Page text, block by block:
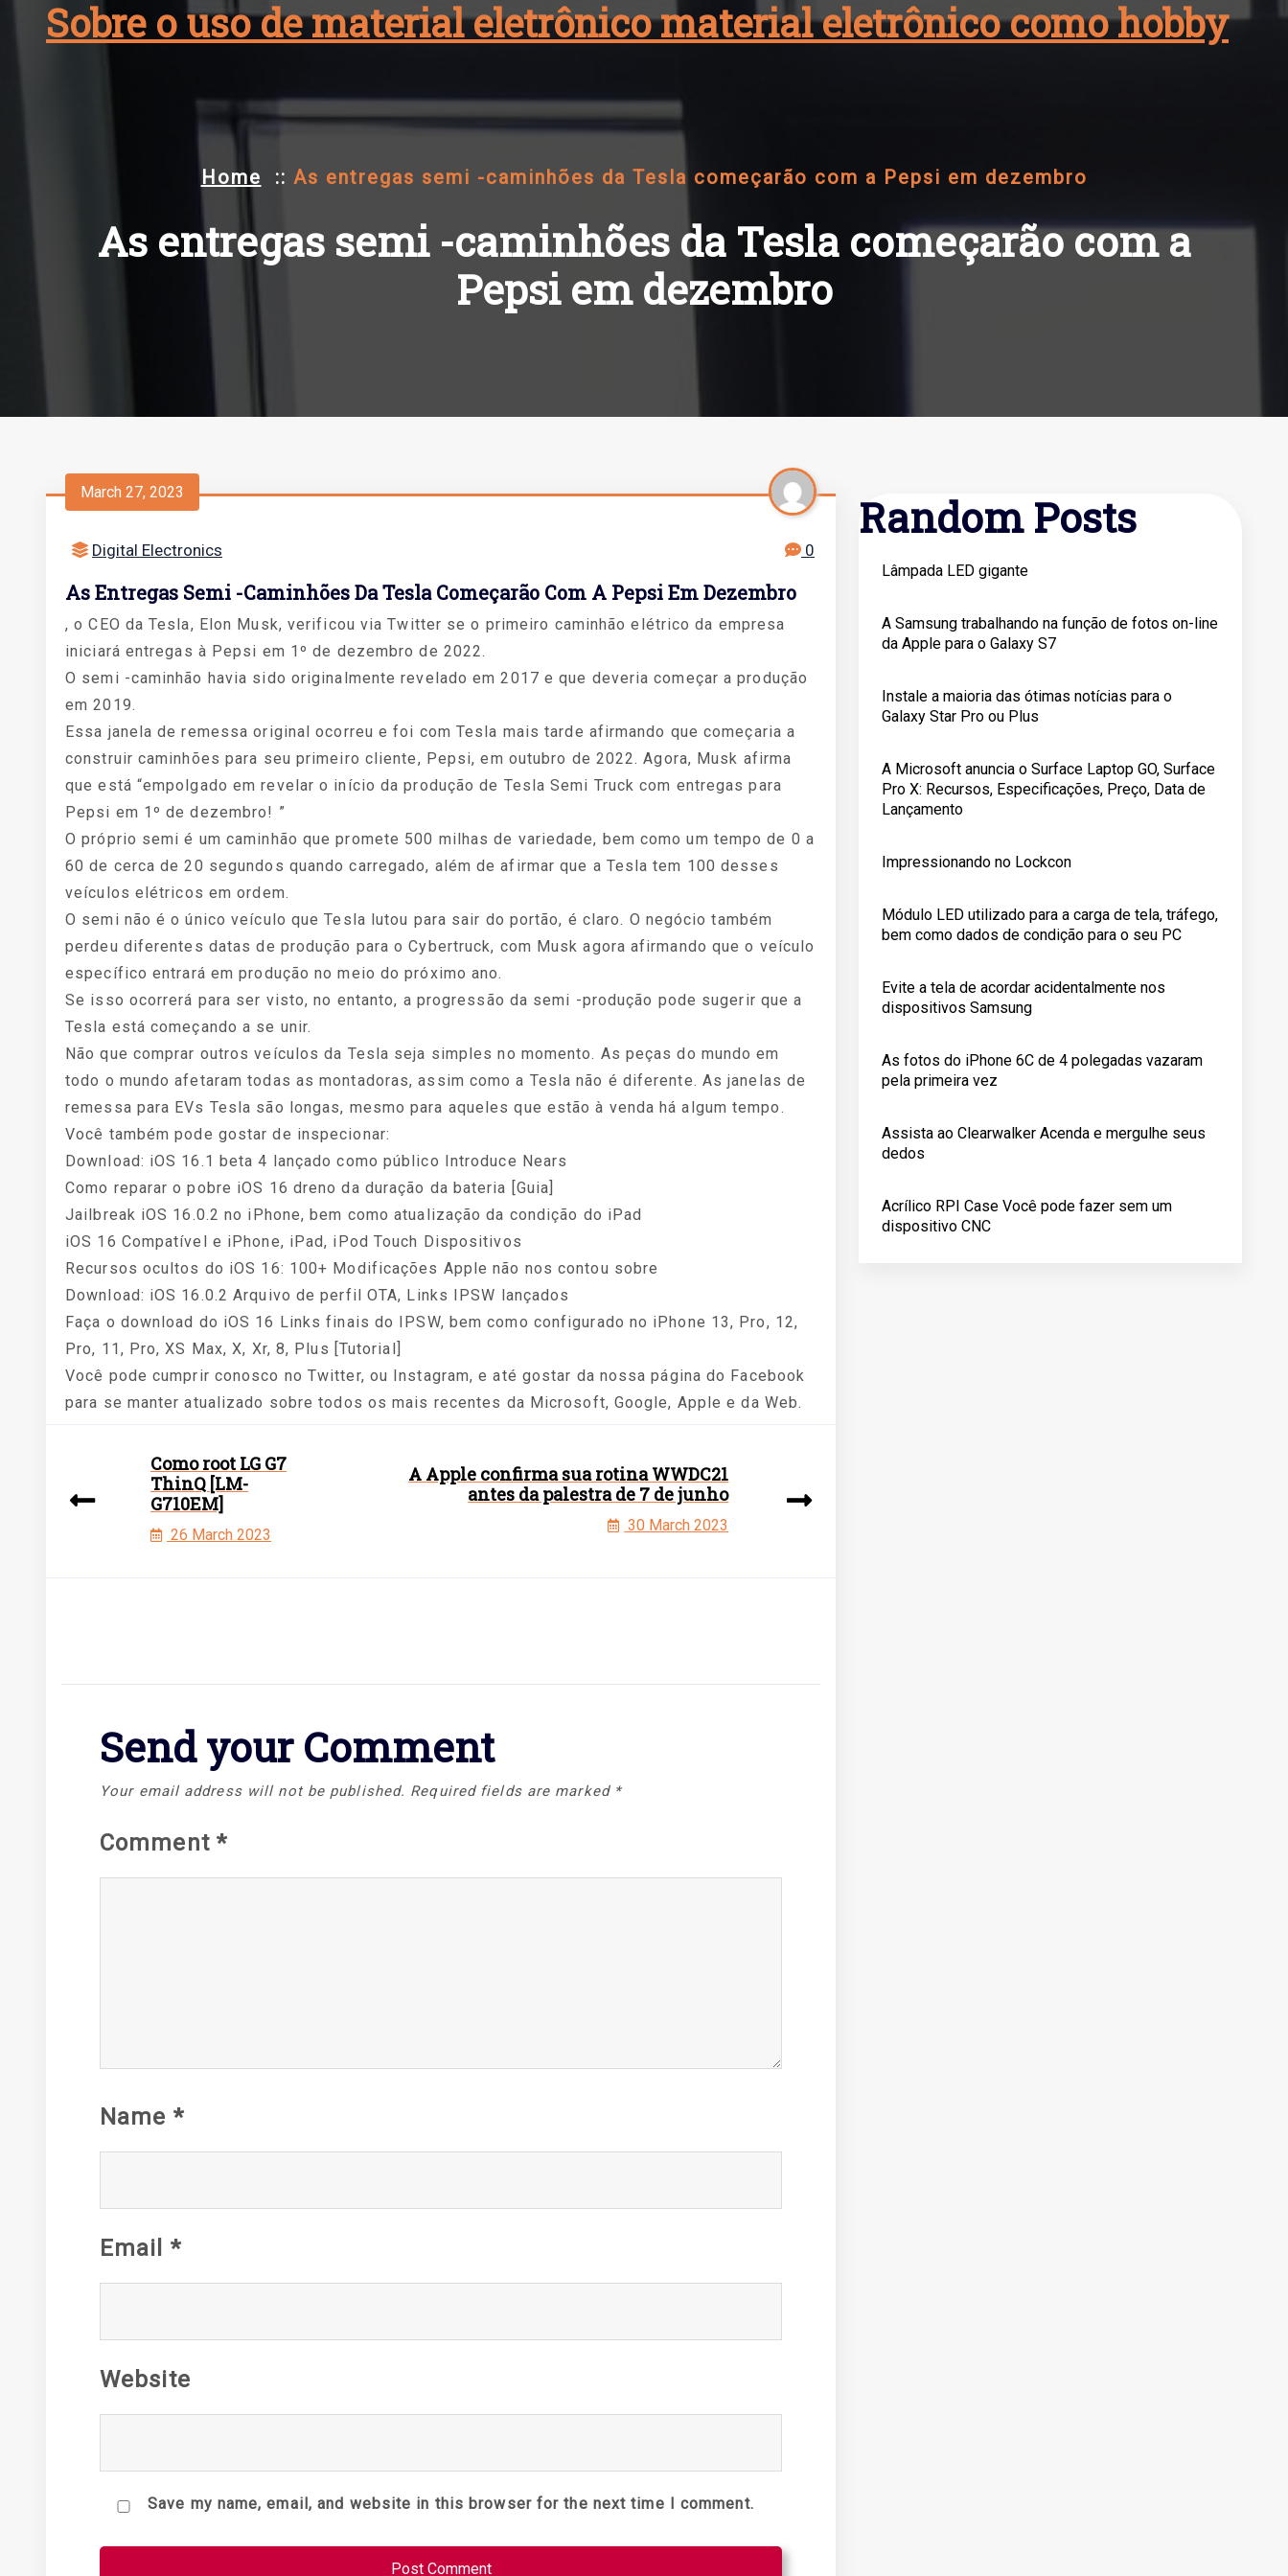
Sobre o uso de material eletrônico material eletrônico como hobby
Home :: As entregas semi -caminhões da Tesla começarão com a Pepsi em dezembro
As entregas semi -caminhões da Tesla começarão com a
Pepsi em dezembro
March 27, 2023
Digital Electronics 0
As Entregas Semi -caminhões Da Tesla Começarão Com A Pepsi Em Dezembro
, o CEO da Tesla, Elon Musk, verificou via Twitter se o primeiro caminhão elétrico da empresa
iniciará entregas à Pepsi em 1º de dezembro de 2022.
O semi -caminhão havia sido originalmente revelado em 2017 e que deveria começar a produção
em 2019.
Essa janela de remessa original ocorreu e foi com Tesla mais tarde afirmando que começaria a
construir caminhões para seu primeiro cliente, Pepsi, em outubro de 2022. Agora, Musk afirma
que está “empolgado em revelar o início da produção de Tesla Semi Truck com entregas para
Pepsi em 1º de dezembro! ”
O próprio semi é um caminhão que promete 500 milhas de variedade, bem como um tempo de 0 a
60 de cerca de 20 segundos quando carregado, além de afirmar que a Tesla tem 100 desses
veículos elétricos em ordem.
O semi não é o único veículo que Tesla lutou para sair do portão, é claro. O negócio também
perdeu diferentes datas de produção para o Cybertruck, com Musk agora afirmando que o veículo
específico entrará em produção no meio do próximo ano.
Se isso ocorrerá para ser visto, no entanto, a progressão da semi -produção pode sugerir que a
Tesla está começando a se unir.
Não que comprar outros veículos da Tesla seja simples no momento. As peças do mundo em
todo o mundo afetaram todas as montadoras, assim como a Tesla não é diferente. As janelas de
remessa para EVs Tesla são longas, mesmo para aqueles que estão à venda há algum tempo.
Você também pode gostar de inspecionar:
Download: iOS 16.1 beta 4 lançado como público Introduce Nears
Como reparar o pobre iOS 16 dreno da duração da bateria [Guia]
Jailbreak iOS 16.0.2 no iPhone, bem como atualização da condição do iPad
iOS 16 Compatível e iPhone, iPad, iPod Touch Dispositivos
Recursos ocultos do iOS 16: 100+ Modificações Apple não nos contou sobre
Download: iOS 16.0.2 Arquivo de perfil OTA, Links IPSW lançados
Faça o download do iOS 16 Links finais do IPSW, bem como configurado no iPhone 13, Pro, 12,
Pro, 11, Pro, XS Max, X, Xr, 8, Plus [Tutorial]
Você pode cumprir conosco no Twitter, ou Instagram, e até gostar da nossa página do Facebook
para se manter atualizado sobre todos os mais recentes da Microsoft, Google, Apple e da Web.
Como root LG G7
ThinQ [LM-
G710EM]
26 March 2023
A Apple confirma sua rotina WWDC21
antes da palestra de 7 de junho
30 March 2023
Send your Comment
Your email address will not be published. Required fields are marked *
Comment *
Name *
Email *
Website
Save my name, email, and website in this browser for the next time I comment.
Random Posts
Lâmpada LED gigante
A Samsung trabalhando na função de fotos on-line
da Apple para o Galaxy S7
Instale a maioria das ótimas notícias para o
Galaxy Star Pro ou Plus
A Microsoft anuncia o Surface Laptop GO, Surface
Pro X: Recursos, Especificações, Preço, Data de
Lançamento
Impressionando no Lockcon
Módulo LED utilizado para a carga de tela, tráfego,
bem como dados de condição para o seu PC
Evite a tela de acordar acidentalmente nos
dispositivos Samsung
As fotos do iPhone 6C de 4 polegadas vazaram
pela primeira vez
Assista ao Clearwalker Acenda e mergulhe seus
dedos
Acrílico RPI Case Você pode fazer sem um
dispositivo CNC